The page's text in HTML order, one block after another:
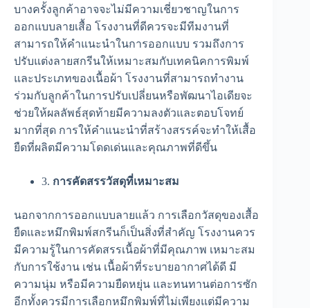
บางครั้งลูกค้าอาจจะไม่มีความเชี่ยวชาญในการ
ออกแบบลายเสื้อ โรงงานที่ดีควรจะมีทีมงานที่
สามารถให้คำแนะนำในการออกแบบ รวมถึงการ
ปรับแต่งลายสกรีนให้เหมาะสมกับเทคนิคการพิมพ์
และประเภทของเนื้อผ้า โรงงานที่สามารถทำงาน
ร่วมกับลูกค้าในการปรับเปลี่ยนหรือพัฒนาไอเดียจะ
ช่วยให้ผลลัพธ์สุดท้ายมีความลงตัวและตอบโจทย์
มากที่สุด การให้คำแนะนำที่สร้างสรรค์จะทำให้เสื้อ
ยืดที่ผลิตมีความโดดเด่นและคุณภาพที่ดีขึ้น
3. การคัดสรรวัสดุที่เหมาะสม
นอกจากการออกแบบลายแล้ว การเลือกวัสดุของเสื้อ
ยืดและหมึกพิมพ์สกรีนก็เป็นสิ่งที่สำคัญ โรงงานควร
มีความรู้ในการคัดสรรเนื้อผ้าที่มีคุณภาพ เหมาะสม
กับการใช้งาน เช่น เนื้อผ้าที่ระบายอากาศได้ดี มี
ความนุ่ม หรือมีความยืดหยุ่น และทนทานต่อการซัก
อีกทั้งควรมีการเลือกหมึกพิมพ์ที่ไม่เพียงแต่มีความ